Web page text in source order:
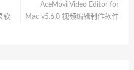
软
AceMovi Video Editor for
Mac v5.6.0 视频编辑制作软件